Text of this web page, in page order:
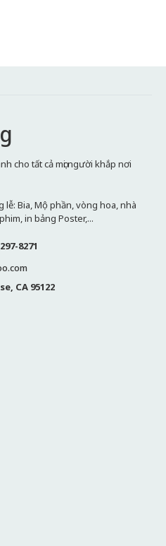
cho tất cả mọi người khắp nơi
lễ: Bia, Mộ phần, vòng hoa, nhà
in bảng Poster,...
8271
CA 95122